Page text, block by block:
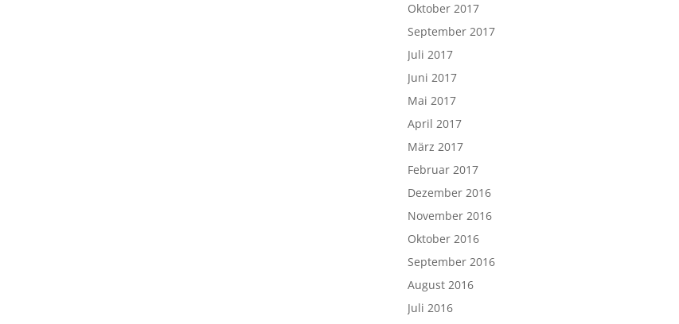
Oktober 2017
September 2017
Juli 2017
Juni 2017
Mai 2017
April 2017
März 2017
Februar 2017
Dezember 2016
November 2016
Oktober 2016
September 2016
August 2016
Juli 2016